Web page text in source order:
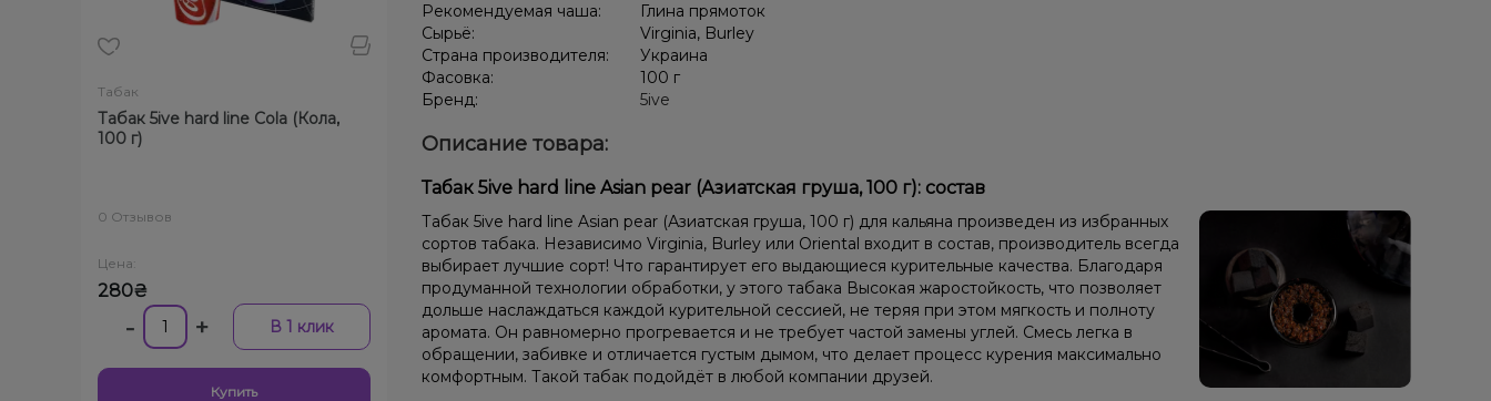
Табак
Табак 5ive hard line Cola (Кола,
100 г)
0 Отзывов
Цена:
280₴
- + В 1 клик
Купить
Рекомендуемая чаша:
Глина прямоток
Сырьё:
Virginia, Burley
Страна производителя:
Украина
Фасовка:
100 г
Бренд:
5ive
Описание товара:
Табак 5ive hard line Asian pear (Азиатская груша, 100 г): состав
Табак 5ive hard line Asian pear (Азиатская груша, 100 г) для кальяна произведен из избранных
сортов табака. Независимо Virginia, Burley или Oriental входит в состав, производитель всегда
выбирает лучшие сорт! Что гарантирует его выдающиеся курительные качества. Благодаря
продуманной технологии обработки, у этого табака Высокая жаростойкость, что позволяет
дольше наслаждаться каждой курительной сессией, не теряя при этом мягкость и полноту
аромата. Он равномерно прогревается и не требует частой замены углей. Смесь легка в
обращении, забивке и отличается густым дымом, что делает процесс курения максимально
комфортным. Такой табак подойдёт в любой компании друзей.